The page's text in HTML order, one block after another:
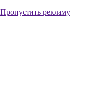
Пропустить рекламу